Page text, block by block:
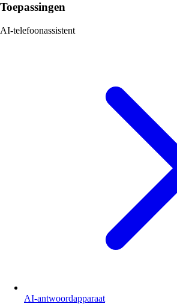
Toepassingen
AI-telefoonassistent
AI-antwoordapparaat